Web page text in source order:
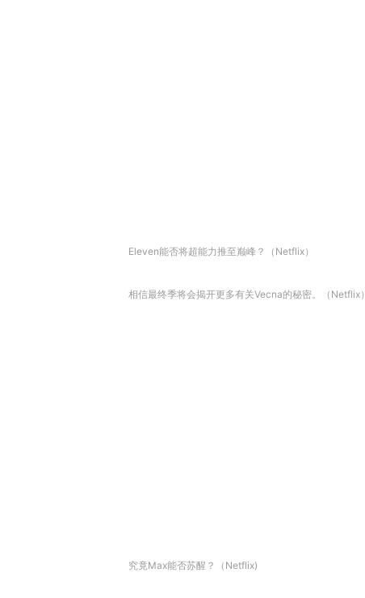
Eleven能否将超能力推至巅峰？（Netflix）
相信最终季将会揭开更多有关Vecna的秘密。（Netflix）
究竟Max能否苏醒？（Netflix)